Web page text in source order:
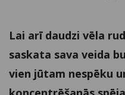
Lai arī daudzi vēla
saskata sava veida
vien jūtam nespēku